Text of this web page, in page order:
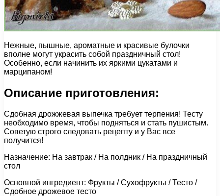
Нежные, пышные, ароматные и красивые булочки
вполне могут украсить собой праздничный стол!
Особенно, если начинить их яркими цукатами и
марципаном!
Описание приготовления:
Сдобная дрожжевая выпечка требует терпения! Тесту
необходимо время, чтобы подняться и стать пушистым.
Советую строго следовать рецепту и у Вас все
получится!
Назначение: На завтрак / На полдник / На праздничный
стол
Основной ингредиент: Фрукты / Сухофрукты / Тесто /
Сдобное дрожевое тесто